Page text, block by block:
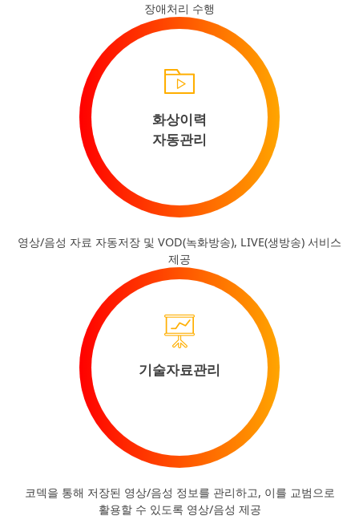
장애처리 수행
화상이력
자동관리
영상/음성 자료 자동저장 및 VOD(녹화방송), LIVE(생방송) 서비스
제공
기술자료관리
코덱을 통해 저장된 영상/음성 정보를 관리하고, 이를 교범으로
활용할 수 있도록 영상/음성 제공